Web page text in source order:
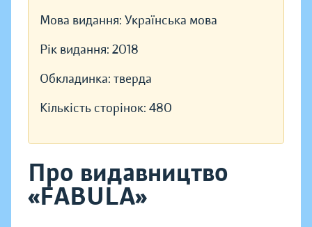
Мова видання: Українська мова
Рік видання: 2018
Обкладинка: тверда
Кількість сторінок: 480
Про видавництво
«FABULA»